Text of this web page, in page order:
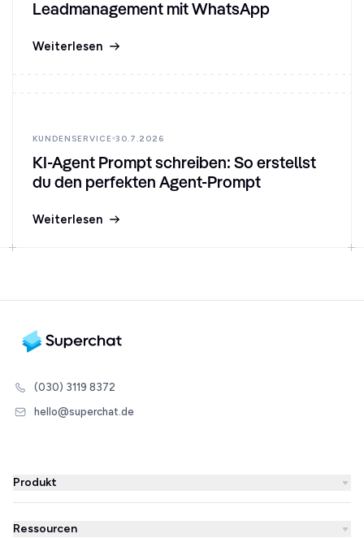
Leadmanagement mit WhatsApp
Weiterlesen
KUNDENSERVICE 30.7.2026
KI-Agent Prompt schreiben: So erstellst
du den perfekten Agent-Prompt
Weiterlesen
(030) 3119 8372
hello@superchat.de
Produkt
WhatsApp Business
WhatsApp Newsletter
Ressourcen